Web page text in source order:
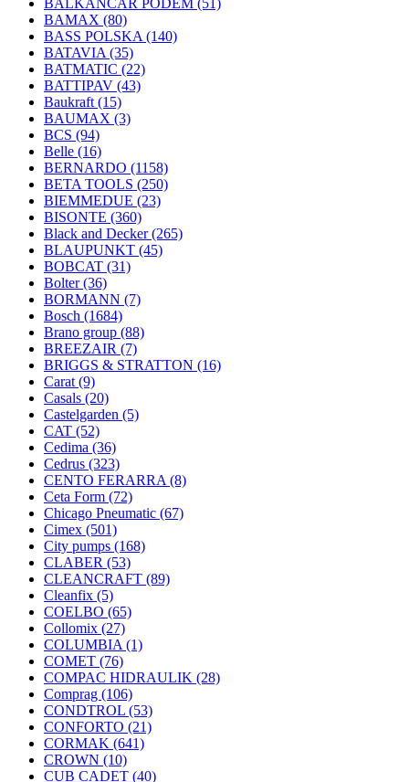
BALKANCAR PODEM (51)
BAMAX (80)
BASS POLSKA (140)
BATAVIA (35)
BATMATIC (22)
BATTIPAV (43)
Baukraft (15)
BAUMAX (3)
BCS (94)
Belle (16)
BERNARDO (1158)
BETA TOOLS (250)
BIEMMEDUE (23)
BISONTE (360)
Black and Decker(265)
BLAUPUNKT (45)
BOBCAT (31)
Bolter(36)
BORMANN (7)
Bosch (1684)
Brano group (88)
BREEZAIR (7)
BRIGGS & STRATTON (16)
Carat (9)
Casals (20)
Castelgarden (5)
CAT (52)
Cedima (36)
Cedrus (323)
CENTO FERARRA (8)
Ceta Form (72)
Chicago Pneumatic (67)
Cimex (501)
City pumps (168)
CLABER (53)
CLEANCRAFT (89)
Cleanfix (5)
COELBO (65)
Collomix (27)
COLUMBIA (1)
COMET (76)
COMPAC HIDRAULIK (28)
Comprag (106)
CONDTROL (53)
CONFORTO (21)
CORMAK (641)
CROWN (10)
CUB CADET (40)